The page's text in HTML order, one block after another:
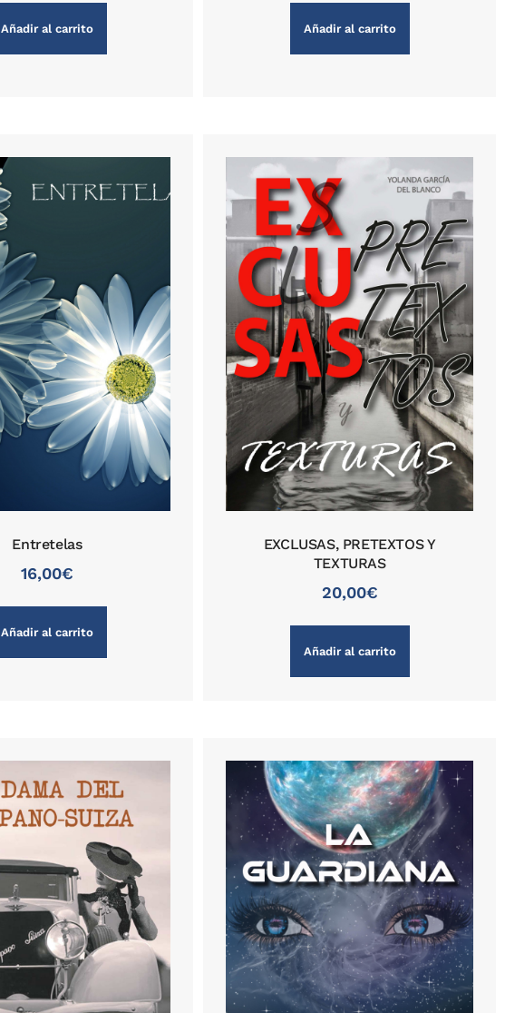
Añadir al carrito Añadir al carrito
Entretelas
16,00€
Añadir al carrito
EXCLUSAS, PRETEXTOS Y
TEXTURAS
20,00€
Añadir al carrito